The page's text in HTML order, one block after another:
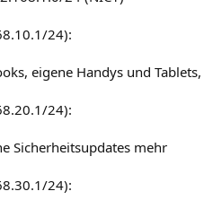
24):
eigene Handys und Tablets,
24):
Sicherheitsupdates mehr
24):